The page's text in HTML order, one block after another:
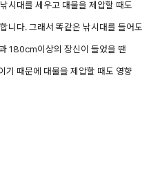
시대를 세우고 대물을 제압할 때도
니다. 그래서 똑같은 낚시대를 들어도
180cm이상의 장신이 들었을 땐
기 때문에 대물을 제압할 때도 영향